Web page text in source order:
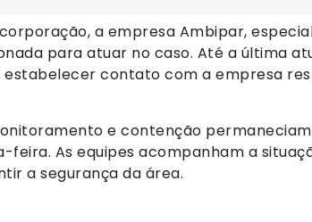
a empresa Ambipar,
para atuar no caso. Até a última
estabelecer contato com a empresa
e contenção
feira. As equipes acompanham a
a segurança da área.